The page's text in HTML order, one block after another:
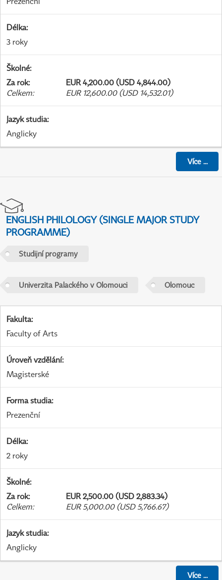
Délka:
3 roky
Školné:
Za rok:
EUR 4,200.00 (USD 4,844.00)
Celkem: EUR 12,600.00 (USD 14,532.01)
Jazyk studia:
Anglicky
Více...
ENGLISH PHILOLOGY (SINGLE MAJOR STUDY
PROGRAMME)
Studijní programy
Univerzita Palackého v Olomouci Olomouc
Fakulta:
Faculty of Arts
Úroveň vzdělání:
Magisterské
Forma studia:
Prezenční
Délka:
2 roky
Školné:
Za rok:
EUR 2,500.00 (USD 2,883.34)
Celkem: EUR 5,000.00 (USD 5,766.67)
Jazyk studia:
Anglicky
Více...